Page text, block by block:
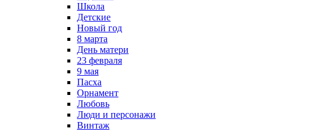
Школа
Детские
Новый год
8 марта
День матери
23 февраля
9 мая
Пасха
Орнамент
Любовь
Люди и персонажи
Винтаж